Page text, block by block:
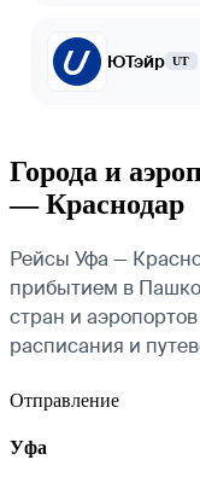
ЮТэйр UT
Города и
— Краснодар
Рейсы Уфа —
прибытием в
стран и
расписания и
Отправление
Уфа